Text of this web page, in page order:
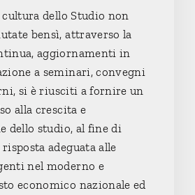
dello Studio non
bensì, attraverso la
aggiornamenti in
a seminari, convegni
si è riusciti a fornire un
alla crescita e
dello studio, al fine di
adeguata alle
nel moderno e
economico nazionale ed